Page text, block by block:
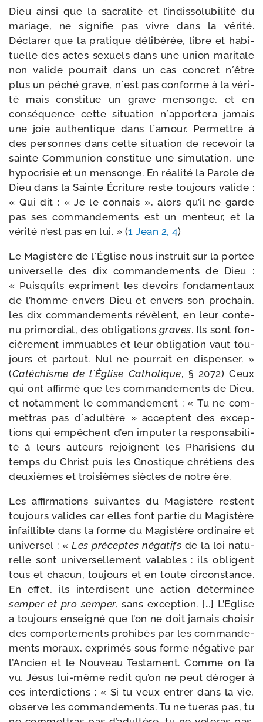
Dieu ain­si que la sacra­li­té et l’indissolubilité du
mariage, ne signi­fie pas vivre dans la véri­té.
Déclarer que la pra­tique déli­bé­rée, libre et habi­
tuelle des actes sexuels dans une union mari­tale
non valide pour­rait dans un cas concret n´être
plus un péché grave, n´est pas conforme à la véri­
té mais consti­tue un grave men­songe, et en
consé­quence cette situa­tion n´apportera jamais
une joie authen­tique dans l´amour. Permettre à
des per­sonnes dans cette situa­tion de rece­voir la
sainte Communion consti­tue une simu­la­tion, une
hypo­cri­sie et un men­songe. En réa­li­té la Parole de
Dieu dans la Sainte Écriture reste tou­jours valide :
« Qui dit : « Je le connais », alors qu’il ne garde
pas ses com­man­de­ments est un men­teur, et la
véri­té n’est pas en lui. » (1 Jean 2, 4)
Le Magistère de l´Église nous ins­truit sur la por­tée
uni­ver­selle des dix com­man­de­ments de Dieu :
« Puisqu’ils expriment les devoirs fon­da­men­taux
de l’homme envers Dieu et envers son pro­chain,
les dix com­man­de­ments révèlent, en leur conte­
nu pri­mor­dial, des obli­ga­tions graves. Ils sont fon­
ciè­re­ment immuables et leur obli­ga­tion vaut tou­
jours et par­tout. Nul ne pour­rait en dis­pen­ser. »
(Catéchisme de l´Église Catholique, § 2072) Ceux
qui ont affir­mé que les com­man­de­ments de Dieu,
et notam­ment le com­man­de­ment : « Tu ne com­
met­tras pas d´adultère » acceptent des excep­
tions qui empêchent d’en impu­ter la res­pon­sa­bi­li­
té à leurs auteurs rejoignent les Pharisiens du
temps du Christ puis les Gnostique chré­tiens des
deuxièmes et troi­sièmes siècles de notre ère.
Les affir­ma­tions sui­vantes du Magistère res­tent
tou­jours valides car elles font par­tie du Magistère
infaillible dans la forme du Magistère ordi­naire et
uni­ver­sel : «Les pré­ceptes néga­tifs de la loi natu­
relle sont uni­ver­sel­le­ment valables : ils obligent
tous et cha­cun, tou­jours et en toute cir­cons­tance.
En effet, ils inter­disent une action déter­mi­née
sem­per et pro sem­per,sans excep­tion. […] L’Eglise
a tou­jours ensei­gné que l’on ne doit jamais choi­sir
des com­por­te­ments pro­hi­bés par les com­man­de­
ments moraux, expri­més sous forme néga­tive par
l’Ancien et le Nouveau Testament. Comme on l’a
vu, Jésus lui-​même redit qu’on ne peut déro­ger à
ces inter­dic­tions : « Si tu veux entrer dans la vie,
observe les com­man­de­ments. Tu ne tue­ras pas, tu